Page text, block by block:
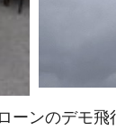
ーンのデモ飛